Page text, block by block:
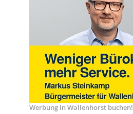
Werbung in Wallenhorst buchen!